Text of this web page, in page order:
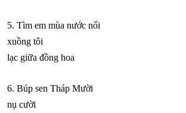
5. Tìm em mùa nước nổi
xuồng tôi
lạc giữa đồng hoa
6. Búp sen Tháp Mười
nụ cười